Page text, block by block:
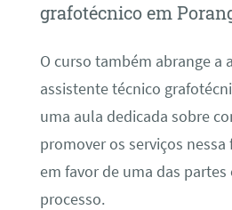
grafotécnico em
O curso também abrange a
assistente técnico
uma aula dedicada sobre
promover os serviços
em favor de uma das
processo.